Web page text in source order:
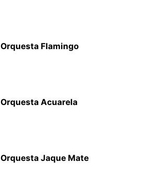
Orquesta Flamingo
Orquesta Acuarela
Orquesta Jaque Mate